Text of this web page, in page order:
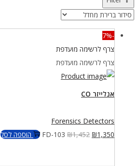
-7%
צרף לרשימה מועדפת
צרף לרשימה מועדפת
אנלייזר CO
Forensics Detectors
FD-103 ₪1,452
המחיר ₪1,350
המחירהוספה לסל